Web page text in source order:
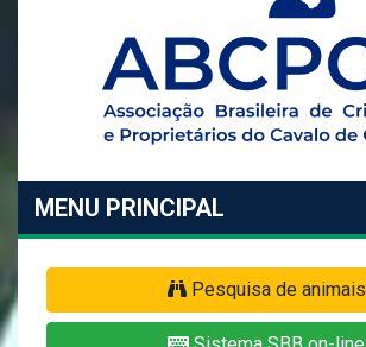
MENU PRINCIPAL
Pesquisa de animais